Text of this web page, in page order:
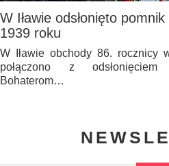
W Iławie odsłonięto
1939 roku
W Iławie obchody 86. rocznicy
połączono z odsłonięciem
Bohaterom…